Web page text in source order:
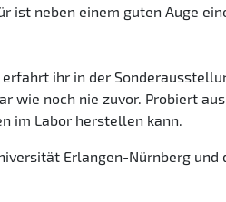
ist neben einem guten Auge
ihr in der
wie noch nie zuvor. Probiert
im Labor herstellen kann.
Erlangen-Nürnberg und